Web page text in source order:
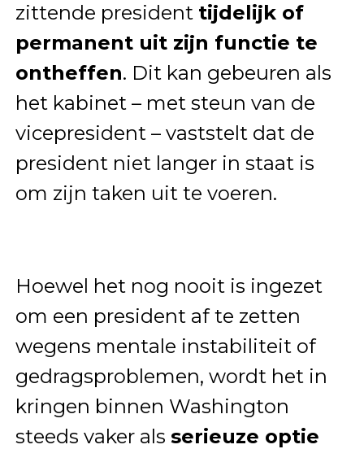
zittende president tijdelijk of
permanent uit zijn functie te
ontheffen. Dit kan gebeuren als
het kabinet – met steun van de
vicepresident – vaststelt dat de
president niet langer in staat is
om zijn taken uit te voeren.
Hoewel het nog nooit is ingezet
om een president af te zetten
wegens mentale instabiliteit of
gedragsproblemen, wordt het in
kringen binnen Washington
steeds vaker als serieuze optie